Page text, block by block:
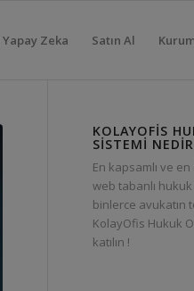
Yapay Zeka Satın Al
KOLAYOFIS
SISTEMI
En kapsamlı ve en
web tabanlı
binlerce avukatın
KolayOfis Hukuk
katılın !